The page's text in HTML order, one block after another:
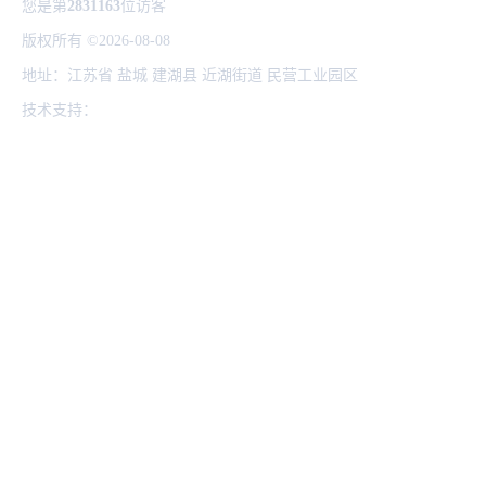
您是第2831163位访客
版权所有 ©2026-08-08
地址：江苏省 盐城 建湖县 近湖街道 民营工业园区
技术支持：